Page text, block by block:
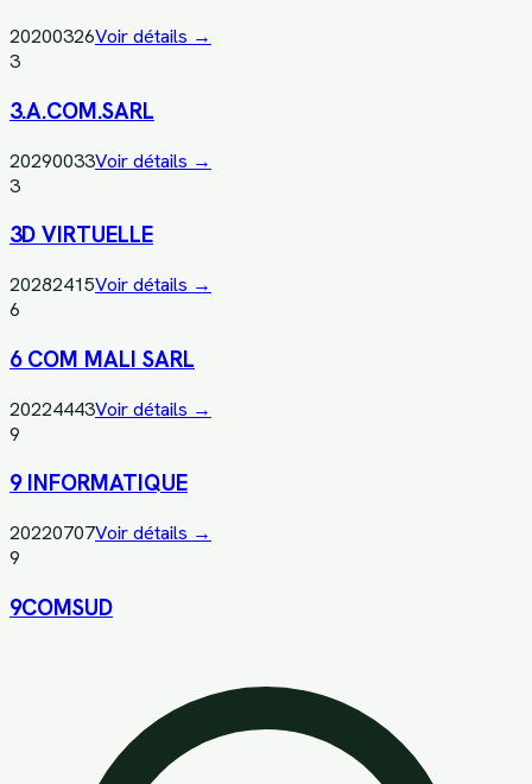
20200326Voir détails →
3
3.A.COM.SARL
20290033Voir détails →
3
3D VIRTUELLE
20282415Voir détails →
6
6 COM MALI SARL
20224443Voir détails →
9
9 INFORMATIQUE
20220707Voir détails →
9
9COMSUD